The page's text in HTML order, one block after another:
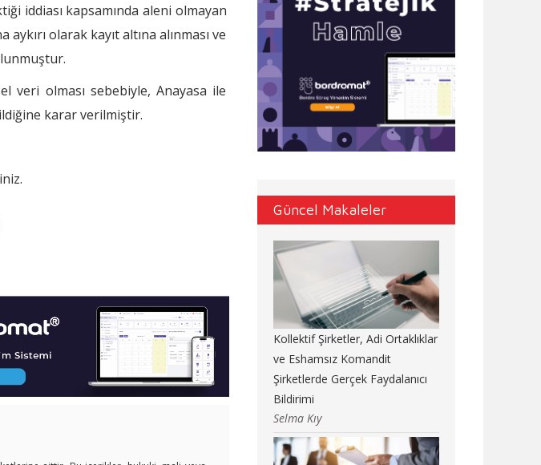
iddiası kapsamında aleni olmayan
olarak kayıt altına alınması ve
veri olması sebebiyle, Anayasa ile
karar verilmiştir.
Güncel Makaleler
Kollektif Şirketler, Adi Ortaklıklar
ve Eshamsız Komandit
Şirketlerde Gerçek Faydalanıcı
Bildirimi
Selma Kıy